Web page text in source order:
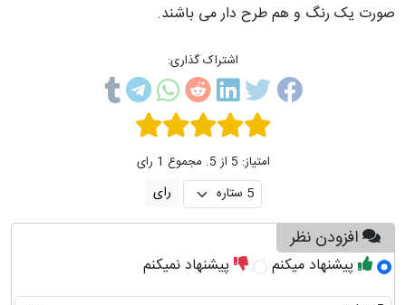
صورت یک رنگ و هم طرح دار می باشند.
اشتراک گذاری:
امتیاز: 5 از 5. مجموع 1 رای
افزودن نظر
پیشنهاد میکنم پیشنهاد نمیکنم